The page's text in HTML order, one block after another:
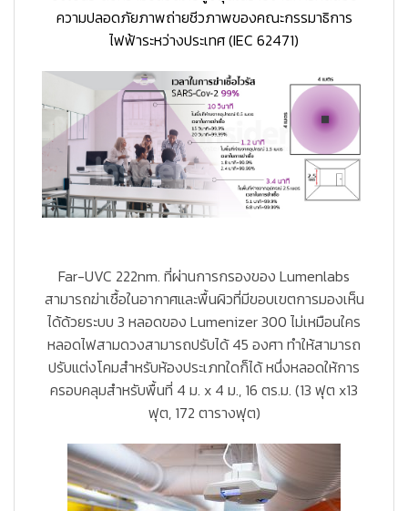
ความปลอดภัยภาพถ่ายชีวภาพของคณะกรรมาธิการ
ไฟฟ้าระหว่างประเทศ (IEC 62471)
Far-UVC 222nm. ที่ผ่านการกรองของ Lumenlabs
สามารถฆ่าเชื้อในอากาศและพื้นผิวที่มีขอบเขตการมองเห็น
ได้ด้วยระบบ 3 หลอดของ Lumenizer 300 ไม่เหมือนใคร
หลอดไฟสามดวงสามารถปรับได้ 45 องศา ทำให้สามารถ
ปรับแต่งโคมสำหรับห้องประเภทใดก็ได้ หนึ่งหลอดให้การ
ครอบคลุมสำหรับพื้นที่ 4 ม. x 4 ม., 16 ตร.ม. (13 ฟุต x13
ฟุต, 172 ตารางฟุต)